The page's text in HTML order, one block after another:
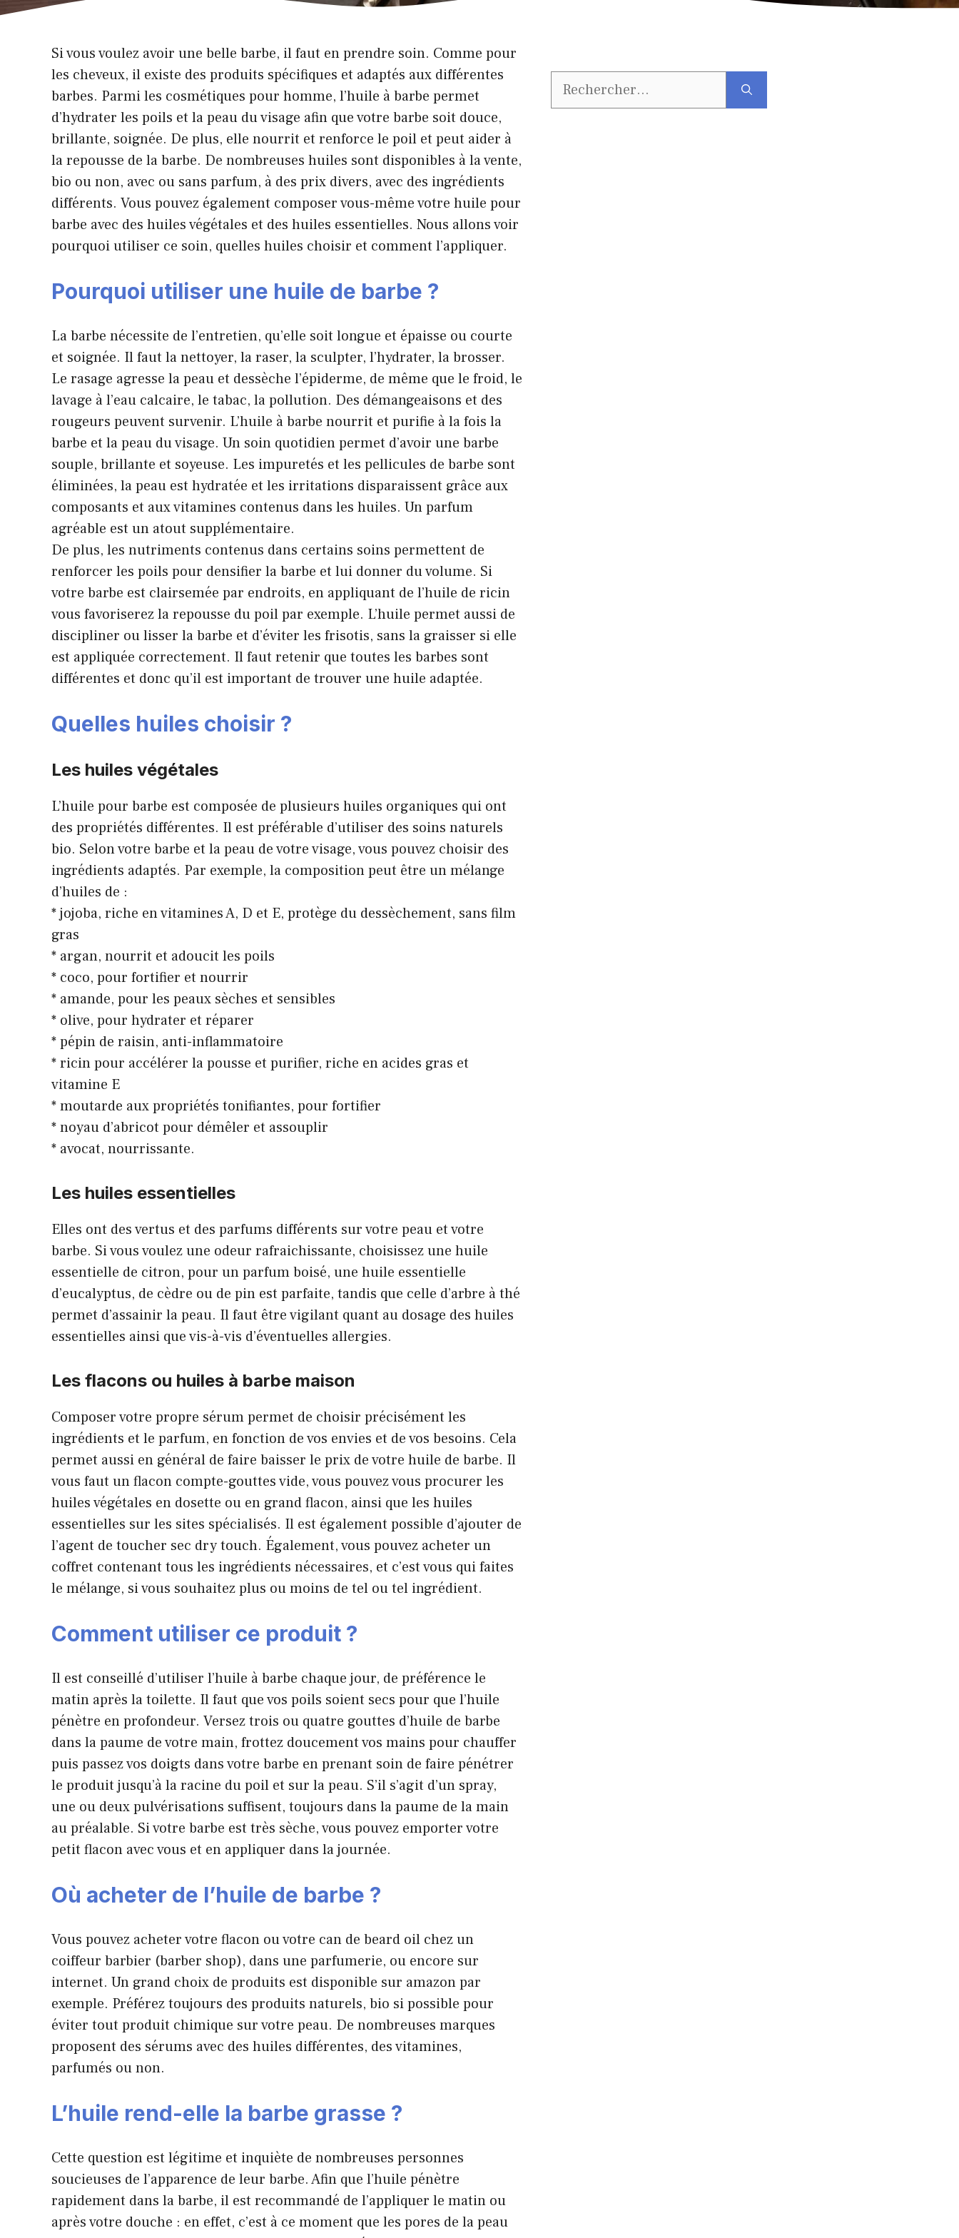
Si vous voulez avoir une belle barbe, il faut en prendre soin. Comme pour
les cheveux, il existe des produits spécifiques et adaptés aux différentes
barbes. Parmi les cosmétiques pour homme, l’huile à barbe permet
d’hydrater les poils et la peau du visage afin que votre barbe soit douce,
brillante, soignée. De plus, elle nourrit et renforce le poil et peut aider à
la repousse de la barbe. De nombreuses huiles sont disponibles à la vente,
bio ou non, avec ou sans parfum, à des prix divers, avec des ingrédients
différents. Vous pouvez également composer vous-même votre huile pour
barbe avec des huiles végétales et des huiles essentielles. Nous allons voir
pourquoi utiliser ce soin, quelles huiles choisir et comment l’appliquer.
Pourquoi utiliser une huile de barbe ?
La barbe nécessite de l’entretien, qu’elle soit longue et épaisse ou courte
et soignée. Il faut la nettoyer, la raser, la sculpter, l’hydrater, la brosser.
Le rasage agresse la peau et dessèche l’épiderme, de même que le froid, le
lavage à l’eau calcaire, le tabac, la pollution. Des démangeaisons et des
rougeurs peuvent survenir. L’huile à barbe nourrit et purifie à la fois la
barbe et la peau du visage. Un soin quotidien permet d’avoir une barbe
souple, brillante et soyeuse. Les impuretés et les pellicules de barbe sont
éliminées, la peau est hydratée et les irritations disparaissent grâce aux
composants et aux vitamines contenus dans les huiles. Un parfum
agréable est un atout supplémentaire.
De plus, les nutriments contenus dans certains soins permettent de
renforcer les poils pour densifier la barbe et lui donner du volume. Si
votre barbe est clairsemée par endroits, en appliquant de l’huile de ricin
vous favoriserez la repousse du poil par exemple. L’huile permet aussi de
discipliner ou lisser la barbe et d’éviter les frisotis, sans la graisser si elle
est appliquée correctement. Il faut retenir que toutes les barbes sont
différentes et donc qu’il est important de trouver une huile adaptée.
Quelles huiles choisir ?
Les huiles végétales
L’huile pour barbe est composée de plusieurs huiles organiques qui ont
des propriétés différentes. Il est préférable d’utiliser des soins naturels
bio. Selon votre barbe et la peau de votre visage, vous pouvez choisir des
ingrédients adaptés. Par exemple, la composition peut être un mélange
d’huiles de :
* jojoba, riche en vitamines A, D et E, protège du dessèchement, sans film
gras
* argan, nourrit et adoucit les poils
* coco, pour fortifier et nourrir
* amande, pour les peaux sèches et sensibles
* olive, pour hydrater et réparer
* pépin de raisin, anti-inflammatoire
* ricin pour accélérer la pousse et purifier, riche en acides gras et
vitamine E
* moutarde aux propriétés tonifiantes, pour fortifier
* noyau d’abricot pour démêler et assouplir
* avocat, nourrissante.
Les huiles essentielles
Elles ont des vertus et des parfums différents sur votre peau et votre
barbe. Si vous voulez une odeur rafraichissante, choisissez une huile
essentielle de citron, pour un parfum boisé, une huile essentielle
d’eucalyptus, de cèdre ou de pin est parfaite, tandis que celle d’arbre à thé
permet d’assainir la peau. Il faut être vigilant quant au dosage des huiles
essentielles ainsi que vis-à-vis d’éventuelles allergies.
Les flacons ou huiles à barbe maison
Composer votre propre sérum permet de choisir précisément les
ingrédients et le parfum, en fonction de vos envies et de vos besoins. Cela
permet aussi en général de faire baisser le prix de votre huile de barbe. Il
vous faut un flacon compte-gouttes vide, vous pouvez vous procurer les
huiles végétales en dosette ou en grand flacon, ainsi que les huiles
essentielles sur les sites spécialisés. Il est également possible d’ajouter de
l’agent de toucher sec dry touch. Également, vous pouvez acheter un
coffret contenant tous les ingrédients nécessaires, et c’est vous qui faites
le mélange, si vous souhaitez plus ou moins de tel ou tel ingrédient.
Comment utiliser ce produit ?
Il est conseillé d’utiliser l’huile à barbe chaque jour, de préférence le
matin après la toilette. Il faut que vos poils soient secs pour que l’huile
pénètre en profondeur. Versez trois ou quatre gouttes d’huile de barbe
dans la paume de votre main, frottez doucement vos mains pour chauffer
puis passez vos doigts dans votre barbe en prenant soin de faire pénétrer
le produit jusqu’à la racine du poil et sur la peau. S’il s’agit d’un spray,
une ou deux pulvérisations suffisent, toujours dans la paume de la main
au préalable. Si votre barbe est très sèche, vous pouvez emporter votre
petit flacon avec vous et en appliquer dans la journée.
Où acheter de l’huile de barbe ?
Vous pouvez acheter votre flacon ou votre can de beard oil chez un
coiffeur barbier (barber shop), dans une parfumerie, ou encore sur
internet. Un grand choix de produits est disponible sur amazon par
exemple. Préférez toujours des produits naturels, bio si possible pour
éviter tout produit chimique sur votre peau. De nombreuses marques
proposent des sérums avec des huiles différentes, des vitamines,
parfumés ou non.
L’huile rend-elle la barbe grasse ?
Cette question est légitime et inquiète de nombreuses personnes
soucieuses de l’apparence de leur barbe. Afin que l’huile pénètre
rapidement dans la barbe, il est recommandé de l’appliquer le matin ou
après votre douche : en effet, c’est à ce moment que les pores de la peau
Rechercher :